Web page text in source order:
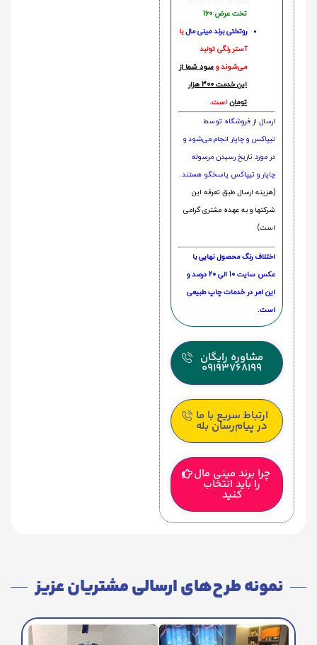
تخت عرض 160
روتختی‌ برند مینی مالبا
آستر رنگی تولید
می‌شوند و سود شما از
این خدمت 300 هزار
تومان است.
ارسال از فروشگاه توسط
تیپاکس و چاپار انجام می‌شود و
در مورد تاریخ رسیدن مرسوله
چاپار و تیپاکس پاسخگو هستند.
(هزینه ارسال طبق تعرفه این
شرکتها و به عهده مشتری گرامی
است)
اختلاف رنگ محصول نهایی با
عکس سایت 10 الی 20 درصد و
این امر در خدمات چاپ طبیعی
است.
مشاوره رایگان
09193768199
ارتباط سریع با ما
در پیام‌رسان بله
چرا برند مینی مال
را باید انتخاب
کنید
نمونه طرح‌های ارسالی مشتریان عزیز